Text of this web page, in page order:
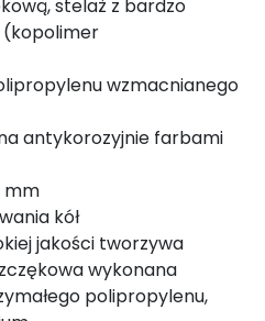
stelaż z bardzo
(kopolimer
wzmacnianego
antykorozyjnie farbami
mm
kół
jakości tworzywa
wykonana
polipropylenu,